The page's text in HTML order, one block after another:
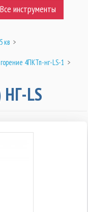
инструменты
кв >
4ПКТп-нг-LS-1 >
LS